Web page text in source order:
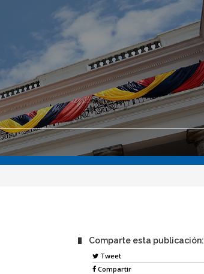
Comparte esta publicación:
Tweet
Compartir